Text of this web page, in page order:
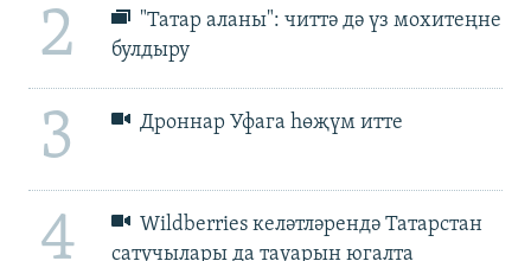
2
"Татар аланы": читтә дә үз мохитеңне
булдыру
3 Дроннар Уфага һөҗүм итте
4
Wildberries келәтләрендә Татарстан
сатучылары да тауарын югалта